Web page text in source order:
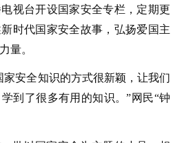
视台开设国家安全专栏，定期更
时代国家安全故事，弘扬爱国主
量。
家安全知识的方式很新颖，让我们
到了很多有用的知识。”网民“钟